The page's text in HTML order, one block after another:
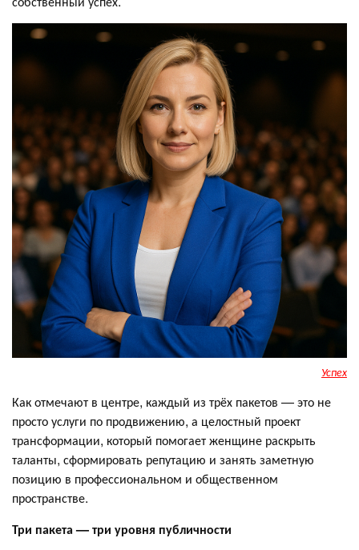
Успех
Как отмечают в центре, каждый из трёх пакетов — это не
просто услуги по продвижению, а целостный проект
трансформации, который помогает женщине раскрыть
таланты, сформировать репутацию и занять заметную
позицию в профессиональном и общественном
пространстве.
Три пакета — три уровня публичности